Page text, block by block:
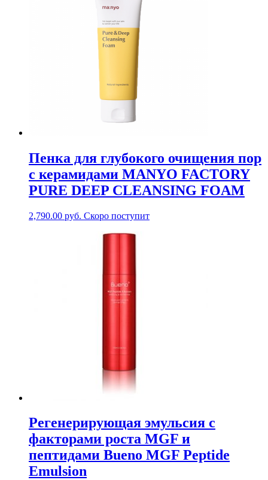
Пенка для глубокого очищения пор
с керамидами MANYO FACTORY
PURE DEEP CLEANSING FOAM
2,790.00 руб. Скоро поступит
Регенерирующая эмульсия с
факторами роста MGF и
пептидами Bueno MGF Peptide
Emulsion